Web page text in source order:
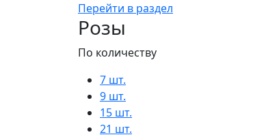
Перейти в раздел
Розы
По количеству
7 шт.
9 шт.
15 шт.
21 шт.